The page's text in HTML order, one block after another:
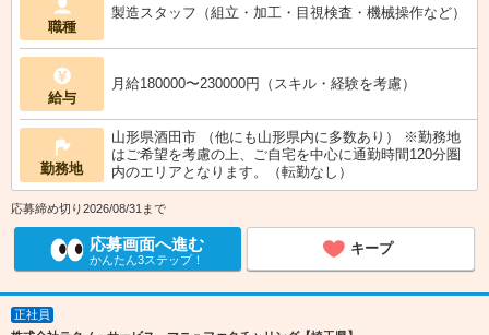
職種
製造スタッフ（組立・加工・目視検査・機械操作など）
給与
月給180000〜230000円（スキル・経験を考慮）
勤務地
山形県酒田市 （他にも山形県内に多数あり） ※勤務地
はご希望を考慮の上、ご自宅を中心に通勤時間120分圏
内のエリアとなります。（転勤なし）
応募締め切り2026/08/31まで
応募画面へ進む
かんたん3ステップ！
キープ
正社員